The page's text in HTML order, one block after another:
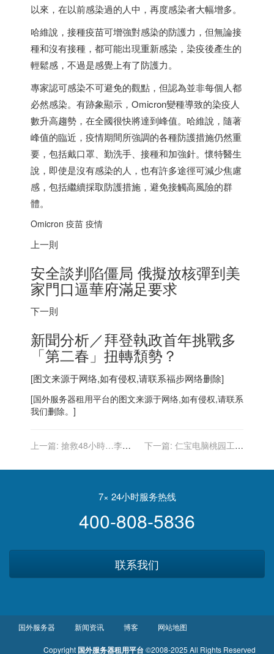
以來，在以前感染過的人中，再度感染者大幅增多。
哈維說，接種疫苗可增強對感染的防護力，但無論接
種和沒有接種，都可能出現重新感染，染疫後產生的
輕鬆感，不過是感覺上有了防護力。
專家認可感染不可避免的觀點，但認為並非每個人都
必然感染。有跡象顯示，Omicron變種導致的染疫人
數升高趨勢，在全國很快將達到峰值。哈維說，隨著
峰值的臨近，疫情期間所強調的各種防護措施仍然重
要，包括戴口罩、勤洗手、接種和加強針。懷特醫生
說，即使是沒有感染的人，也有許多途徑可減少焦慮
感，包括繼續採取防護措施，避免接觸高風險的群
體。
Omicron 疫苗 疫情
上一則
安全談判陷僵局 俄擬放核彈到美
家門口逼華府滿足要求
下一則
新聞分析／拜登執政首年挑戰多
「第二春」扭轉頹勢？
[图文来源于网络,如有侵权,请联系福步网络删除]
[国外服务器租用平台的图文来源于网络,如有侵权,请联系
我们删除。]
上一篇: 搶救48小時…李嘉
下一篇: 仁宝电脑桃园工厂
停生产
7× 24小时服务热线
400-808-5836
联系我们
国外服务器 新闻资讯 博客 网站地图
Copyright 国外服务器租用平台©2008-2025 All Rights Reserved